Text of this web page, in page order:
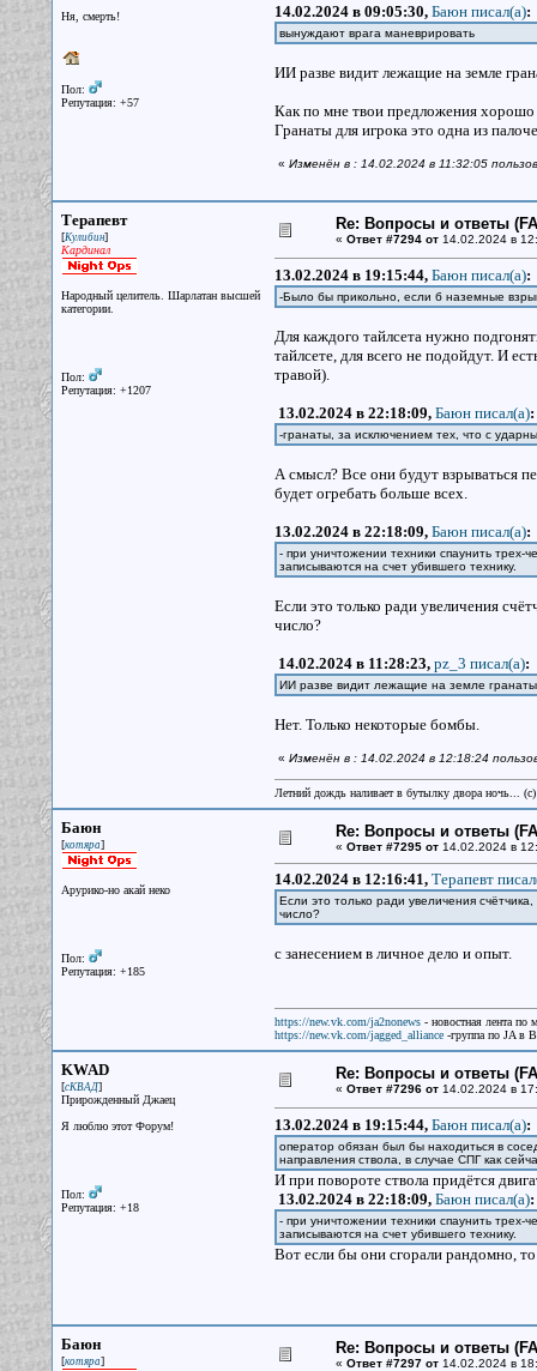
Ня, смерть!
Пол:
Репутация: +57
14.02.2024 в 09:05:30, Баюн писал(a):
вынуждают врага маневрировать
ИИ разве видит лежащие на земле
Как по мне твои предложения хорошо
Гранаты для игрока это одна из
« Изменён в : 14.02.2024 в 11:32:05
Терапевт
[Кулибин]
Кардинал
Народный целитель. Шарлатан высшей
категории.
Пол:
Репутация: +1207
Re: Вопросы и ответы
« Ответ #7294 от14.02.2024 в
13.02.2024 в 19:15:44, Баюн писал(a):
-Было бы прикольно, если б наземные
Для каждого тайлсета нужно
тайлсете, для всего не подойдут. И
травой).
13.02.2024 в 22:18:09, Баюн писал(a):
-гранаты, за исключением тех, что с
А смысл? Все они будут взрываться
будет огребать больше всех.
13.02.2024 в 22:18:09, Баюн писал(a):
- при уничтожении техники спаунить
записываются на счет убившего технику.
Если это только ради увеличения
число?
14.02.2024 в 11:28:23, pz_3 писал(a):
ИИ разве видит лежащие на земле
Нет. Только некоторые бомбы.
« Изменён в : 14.02.2024 в 12:18:24
Летний дождь наливает в бутылку двора ночь...
Баюн
[котяра]
Арурико-но акай неко
Пол:
Репутация: +185
Re: Вопросы и ответы
« Ответ #7295 от14.02.2024 в
14.02.2024 в 12:16:41, Терапевт
Если это только ради увеличения
число?
с занесением в личное дело и опыт.
https://new.vk.com/ja2nonews- новостная лента по
https://new.vk.com/jagged_alliance-группа по JA в
KWAD
[сКВАД]
Прирожденный Джаец
Я люблю этот Форум!
Пол:
Репутация: +18
Re: Вопросы и ответы
« Ответ #7296 от14.02.2024 в
13.02.2024 в 19:15:44, Баюн писал(a):
оператор обязан был бы находиться в
направления ствола, в случае СПГ как
И при повороте ствола придётся
13.02.2024 в 22:18:09, Баюн писал(a):
- при уничтожении техники спаунить
записываются на счет убившего технику.
Вот если бы они сгорали рандомно,
Баюн
[котяра]
Re: Вопросы и ответы
« Ответ #7297 от14.02.2024 в